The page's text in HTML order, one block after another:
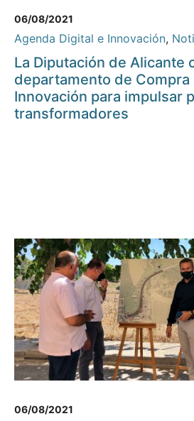
06/08/2021
Agenda Digital e Innovación,
La Diputación de Alicante
departamento de Compra
Innovación para impulsar
transformadores
06/08/2021